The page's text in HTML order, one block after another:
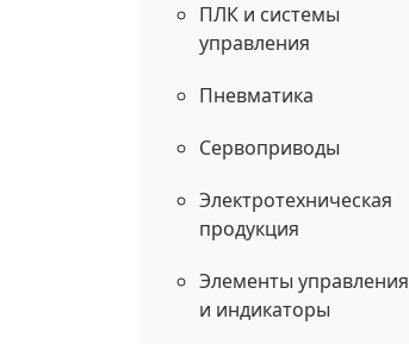
ПЛК и системы
управления
Пневматика
Сервоприводы
Электротехническая
продукция
Элементы управления
и индикаторы